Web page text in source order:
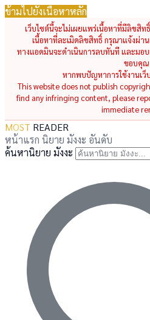
ข้ามไปยังเนื้อหาหลัก
เว็บไซต์นี้จะไม่เผยแพร่เนื้อหาที่มีลิขสิท
เนื้อหาที่ละเมิดลิขสิทธิ์ กรุณาแจ้งผ่าน
ทางแอดมินจะดำเนินการลบทันที และมอ
ขอบคุณ
หากพบปัญหาการใช้งานเว็
This website does not publish
find any infringing content, please
immediate
MOST READER
หน้าแรก นิยาย มังงะ อันดับ
ค้นหานิยาย มังงะ